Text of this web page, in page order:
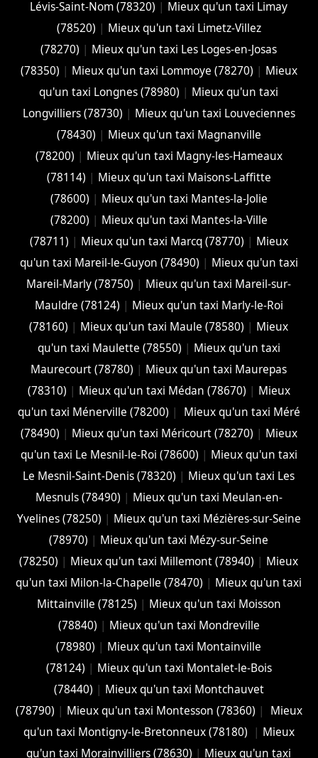
Lévis-Saint-Nom (78320) | Mieux qu'un taxi Limay
(78520) | Mieux qu'un taxi Limetz-Villez
(78270) | Mieux qu'un taxi Les Loges-en-Josas
(78350) | Mieux qu'un taxi Lommoye (78270) | Mieux
qu'un taxi Longnes (78980) | Mieux qu'un taxi
Longvilliers (78730) | Mieux qu'un taxi Louveciennes
(78430) | Mieux qu'un taxi Magnanville
(78200) | Mieux qu'un taxi Magny-les-Hameaux
(78114) | Mieux qu'un taxi Maisons-Laffitte
(78600) | Mieux qu'un taxi Mantes-la-Jolie
(78200) | Mieux qu'un taxi Mantes-la-Ville
(78711) | Mieux qu'un taxi Marcq (78770) | Mieux
qu'un taxi Mareil-le-Guyon (78490) | Mieux qu'un taxi
Mareil-Marly (78750) | Mieux qu'un taxi Mareil-sur-
Mauldre (78124) | Mieux qu'un taxi Marly-le-Roi
(78160) | Mieux qu'un taxi Maule (78580) | Mieux
qu'un taxi Maulette (78550) | Mieux qu'un taxi
Maurecourt (78780) | Mieux qu'un taxi Maurepas
(78310) | Mieux qu'un taxi Médan (78670) | Mieux
qu'un taxi Ménerville (78200) |
Mieux qu'un taxi Méré
(78490) | Mieux qu'un taxi Méricourt (78270) | Mieux
qu'un taxi Le Mesnil-le-Roi (78600) | Mieux qu'un taxi
Le Mesnil-Saint-Denis (78320) | Mieux qu'un taxi Les
Mesnuls (78490) | Mieux qu'un taxi Meulan-en-
Yvelines (78250) | Mieux qu'un taxi Mézières-sur-Seine
(78970) | Mieux qu'un taxi Mézy-sur-Seine
(78250) | Mieux qu'un taxi Millemont (78940) | Mieux
qu'un taxi Milon-la-Chapelle (78470) | Mieux qu'un taxi
Mittainville (78125) | Mieux qu'un taxi Moisson
(78840) | Mieux qu'un taxi Mondreville
(78980) | Mieux qu'un taxi Montainville
(78124) | Mieux qu'un taxi Montalet-le-Bois
(78440) | Mieux qu'un taxi Montchauvet
(78790) | Mieux qu'un taxi Montesson (78360) |
Mieux
qu'un taxi Montigny-le-Bretonneux (78180)
| Mieux
qu'un taxi Morainvilliers (78630) | Mieux qu'un taxi